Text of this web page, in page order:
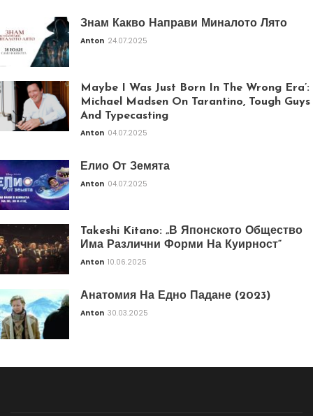
Знам Какво Направи Миналото Лято
Anton 24.07.2025
Maybe I Was Just Born In The Wrong Era’:
Michael Madsen On Tarantino, Tough Guys
And Typecasting
Anton 04.07.2025
Елио От Земята
Anton 04.07.2025
Takeshi Kitano: „В Японското Общество
Има Различни Форми На Куирност“
Anton 10.06.2025
Анатомия На Едно Падане (2023)
Anton 30.03.2025